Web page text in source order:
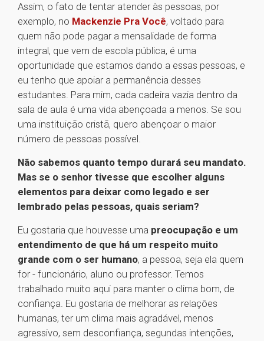
Assim, o fato de tentar atender às pessoas, por
exemplo, no Mackenzie Pra Você, voltado para
quem não pode pagar a mensalidade de forma
integral, que vem de escola pública, é uma
oportunidade que estamos dando a essas pessoas, e
eu tenho que apoiar a permanência desses
estudantes. Para mim, cada cadeira vazia dentro da
sala de aula é uma vida abençoada a menos. Se sou
uma instituição cristã, quero abençoar o maior
número de pessoas possível.
Não sabemos quanto tempo durará seu mandato.
Mas se o senhor tivesse que escolher alguns
elementos para deixar como legado e ser
lembrado pelas pessoas, quais seriam?
Eu gostaria que houvesse uma preocupação e um
entendimento de que há um respeito muito
grande com o ser humano, a pessoa, seja ela quem
for - funcionário, aluno ou professor. Temos
trabalhado muito aqui para manter o clima bom, de
confiança. Eu gostaria de melhorar as relações
humanas, ter um clima mais agradável, menos
agressivo, sem desconfiança, segundas intenções,